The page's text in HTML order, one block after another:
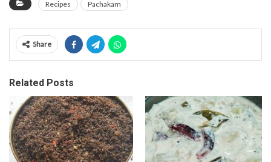
Recipes Pachakam
Share
Related Posts